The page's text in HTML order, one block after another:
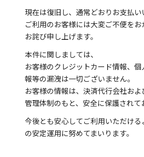
現在は復旧し、通常どおりお支払い
ご利用のお客様には大変ご不便をお
お詫び申し上げます。
本件に関しましては、
お客様のクレジットカード情報、
報等の漏洩は一切ございません。
お客様の情報は、決済代行会社お
管理体制のもと、安全に保護されて
今後とも安心してご利用いただけ
の安定運用に努めてまいります。